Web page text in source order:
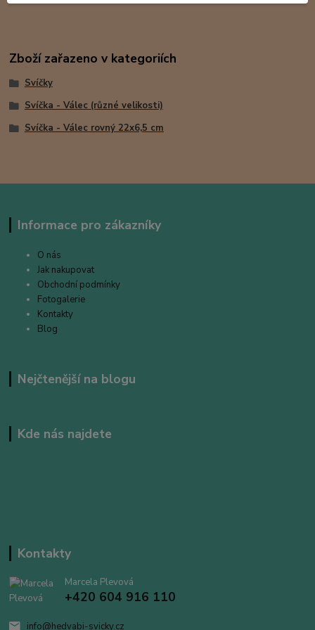
Zboží zařazeno v kategoriích
Svíčky
Svíčka - Válec (různé velikosti)
Svíčka - Válec rovný 22x6,5 cm
Informace pro zákazníky
O nás
Jak nakupovat
Obchodní podmínky
Fotogalerie
Kontakty
Blog
Nejčtenější na blogu
Kde nás najdete
Kontakty
Marcela Plevová
+420 604 916 110
info@hedvabi-svicky.cz